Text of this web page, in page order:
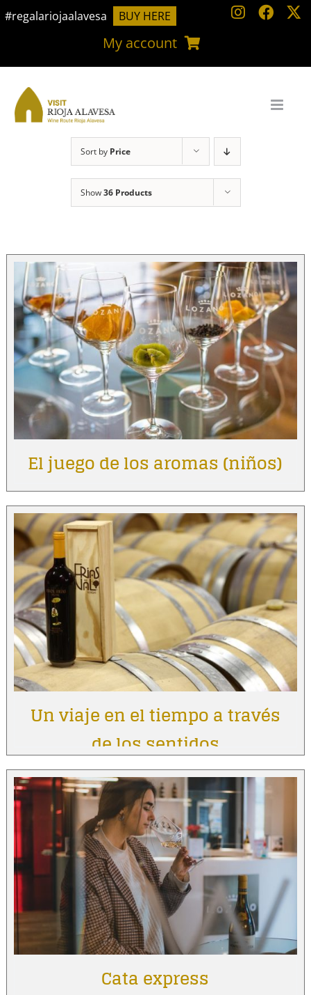
Skip
#regalariojaalavesa BUY HERE
My account
Sort by Price
Show36 Products
El juego de los aromas (niños)
Un viaje en el tiempo a través
de los sentidos
Cata express